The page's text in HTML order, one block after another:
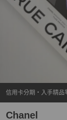
信用卡分期・入手精品
Chanel